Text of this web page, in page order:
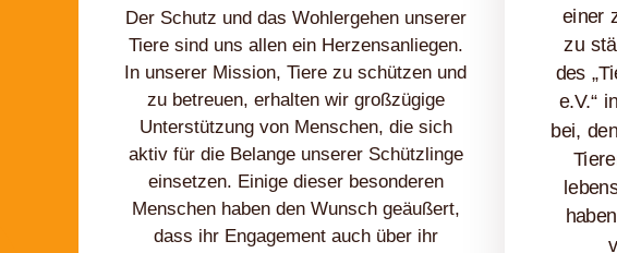
Der Schutz und das Wohlergehen unserer
Tiere sind uns allen ein Herzensanliegen.
In unserer Mission, Tiere zu schützen und
zu betreuen, erhalten wir großzügige
Unterstützung von Menschen, die sich
aktiv für die Belange unserer Schützlinge
einsetzen. Einige dieser besonderen
Menschen haben den Wunsch geäußert,
dass ihr Engagement auch über ihr
einer
zu
des
e.V.“
bei,